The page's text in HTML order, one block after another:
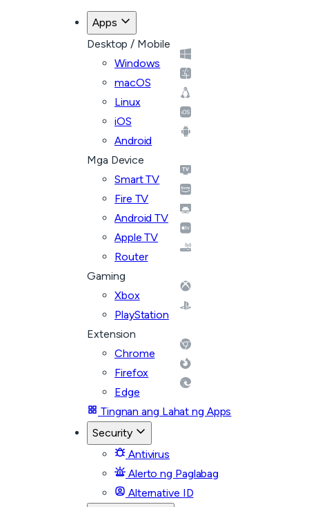
Apps
Desktop / Mobile
Windows
macOS
Linux
iOS
Android
Mga Device
Smart TV
Fire TV
Android TV
Apple TV
Router
Gaming
Xbox
PlayStation
Extension
Chrome
Firefox
Edge
Tingnan ang Lahat ng Apps
Security
Antivirus
Alerto ng Paglabag
Alternative ID